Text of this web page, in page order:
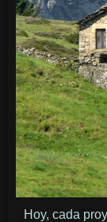
Hoy, cada